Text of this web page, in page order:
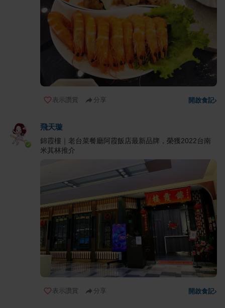
表示讚賞 分享 開啟食記›
飛天璇
錦霞樓｜老台菜餐廳阿霞飯店最新品牌，榮獲2022台南
米其林推介
表示讚賞 分享 開啟食記›